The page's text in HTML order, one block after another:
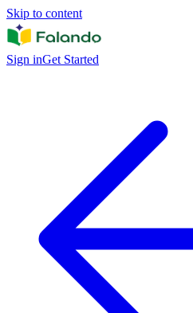
Skip to content
Sign inGet Started